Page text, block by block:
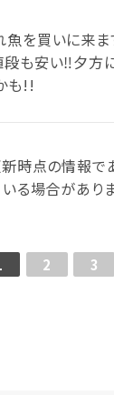
魚を買いに来ま
段も安い‼夕方
も!!
時点の情報で
いる場合がありま
2 3